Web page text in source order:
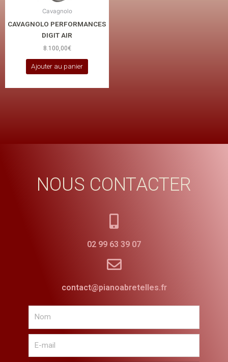
Cavagnolo
CAVAGNOLO PERFORMANCES
DIGIT AIR
8.100,00€
Ajouter au panier
NOUS CONTACTER
02 99 63 39 07
contact@pianoabretelles.fr
mail